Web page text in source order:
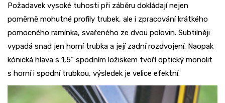
Požadavek vysoké tuhosti při záběru dokládají nejen
poměrně mohutné profily trubek, ale i zpracování krátkého
pomocného ramínka, svařeného ze dvou polovin. Subtilněji
vypadá snad jen horní trubka a její zadní rozdvojení. Naopak
kónická hlava s 1,5“ spodním ložiskem tvoří optický monolit
s horní i spodní trubkou, výsledek je velice efektní.